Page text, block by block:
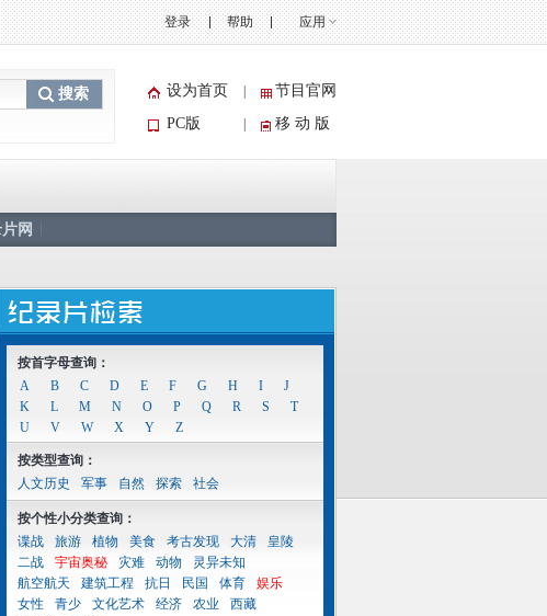
帮助 应用
登录
搜索 设为首页
节目官网
PC版
移 动 版
网
按首字母查询：
A
B C D E F G H I
J
K
L M N O P Q R S
T
U
V W X Y Z
按类型查询：
人文历史
军事 自然 探索 社会
按个性小分类查询：
谍战
旅游 植物 美食 考古发现 大清
皇陵
二战
宇宙奥秘 灾难 动物
灵异未知
航空航天
建筑工程 抗日 民国 体育
娱乐
女性
青少 文化艺术 经济 农业
西藏